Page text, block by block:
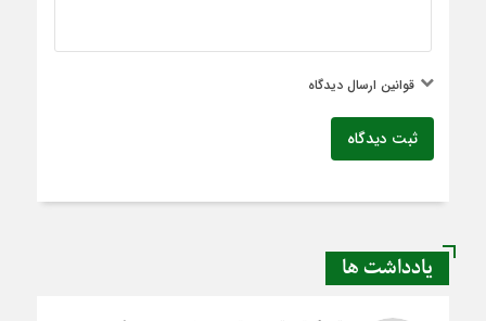
قوانین ارسال دیدگاه
ثبت دیدگاه
یادداشت ها